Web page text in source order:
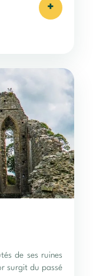
+
de ses ruines
surgit du passé